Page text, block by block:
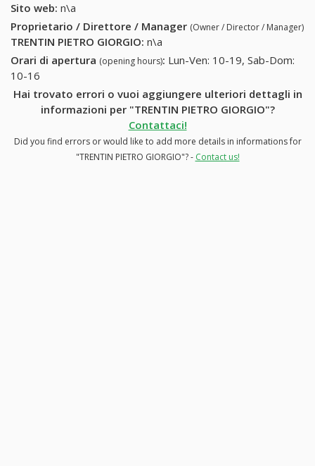
Sito web: n\a
Proprietario / Direttore / Manager (Owner / Director / Manager)
TRENTIN PIETRO GIORGIO: n\a
Orari di apertura (opening hours): Lun-Ven: 10-19, Sab-Dom:
10-16
Hai trovato errori o vuoi aggiungere ulteriori dettagli in
informazioni per "TRENTIN PIETRO GIORGIO"?
Contattaci!
Did you find errors or would like to add more details in informations for
"TRENTIN PIETRO GIORGIO"? - Contact us!